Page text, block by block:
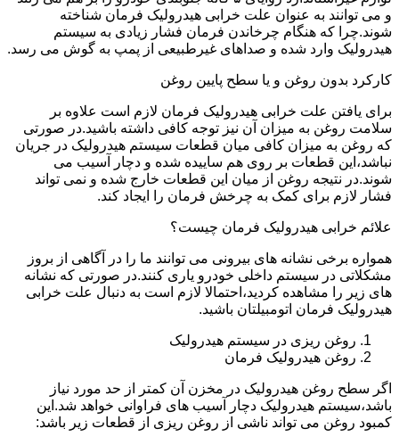
و می توانند به عنوان علت خرابی هیدرولیک فرمان شناخته
شوند.چرا که هنگام چرخاندن فرمان فشار زیادی به سیستم
هیدرولیک وارد شده و صداهای غیرطبیعی از پمپ به گوش می رسد.
کارکرد بدون روغن و یا سطح پایین روغن
برای یافتن علت خرابی هیدرولیک فرمان لازم است علاوه بر
سلامت روغن به میزان آن نیز توجه کافی داشته باشید.در صورتی
که روغن به میزان کافی میان قطعات سیستم هیدرولیک در جریان
نباشد،این قطعات بر روی هم ساییده شده و دچار آسیب می
شوند.در نتیجه روغن از میان این قطعات خارج شده و نمی تواند
فشار لازم برای کمک به چرخش فرمان را ایجاد کند.
علائم خرابی هیدرولیک فرمان چیست؟
همواره برخی نشانه های بیرونی می توانند ما را در آگاهی از بروز
مشکلاتی در سیستم داخلی خودرو یاری کنند.در صورتی که نشانه
های زیر را مشاهده کردید،احتمالا لازم است به دنبال علت خرابی
هیدرولیک فرمان اتومبیلتان باشید.
روغن ریزی در سیستم هیدرولیک
روغن هیدرولیک فرمان
اگر سطح روغن هیدرولیک در مخزن آن کمتر از حد مورد نیاز
باشد،سیستم هیدرولیک دچار آسیب های فراوانی خواهد شد.این
کمبود روغن می تواند ناشی از روغن ریزی از قطعات زیر باشد: